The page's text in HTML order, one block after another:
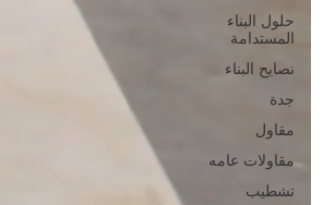
حلول البناء
المستدامة
نصايح البناء
جدة
مقاول
مقاولات عامه
تشطيب